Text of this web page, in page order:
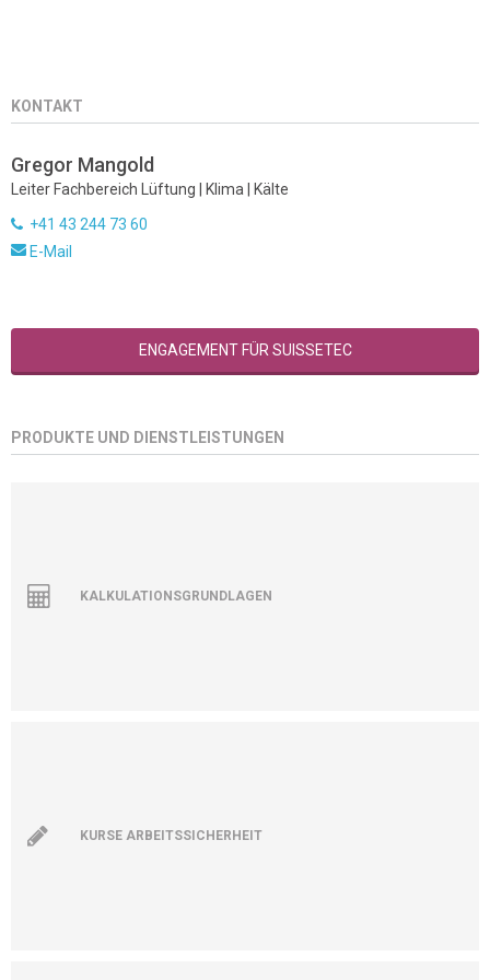
KONTAKT
Gregor Mangold
Leiter Fachbereich Lüftung | Klima | Kälte
+41 43 244 73 60
E-Mail
ENGAGEMENT FÜR SUISSETEC
PRODUKTE UND DIENSTLEISTUNGEN
KALKULATIONSGRUNDLAGEN
KURSE ARBEITSSICHERHEIT